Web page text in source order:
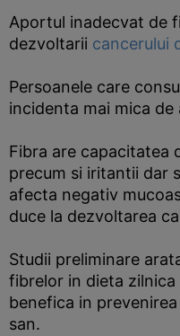
Aportul inadecvat de
dezvoltarii cancerului
Persoanele care
incidenta mai mica
Fibra are capacitatea
precum si iritantii dar
afecta negativ
duce la dezvoltarea
Studii preliminare
fibrelor in dieta
benefica in
san.